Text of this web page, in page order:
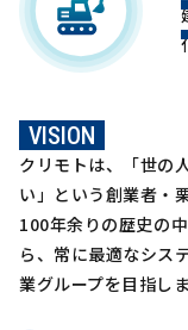
VISION
クリモトは、「世の
い」という創業者・
100年余りの歴史の
ら、 常に最適なシス
業グループを目指しま